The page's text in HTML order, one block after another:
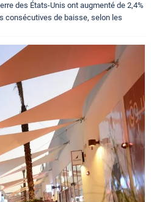
des États-Unis ont augmenté de 2,4%
consécutives de baisse, selon les